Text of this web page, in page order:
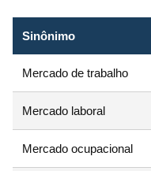
Sinônimo
Mercado de trabalho
Mercado laboral
Mercado ocupacional